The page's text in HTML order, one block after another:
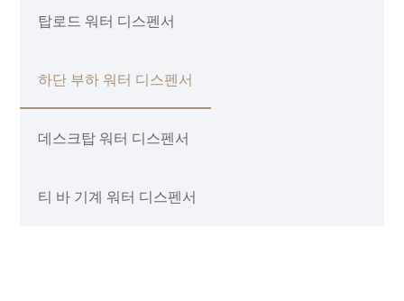
탑로드 워터 디스펜서
하단 부하 워터 디스펜서
데스크탑 워터 디스펜서
티 바 기계 워터 디스펜서